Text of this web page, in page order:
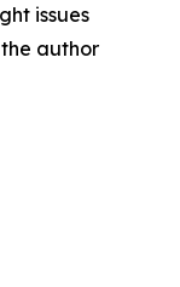
issues
author